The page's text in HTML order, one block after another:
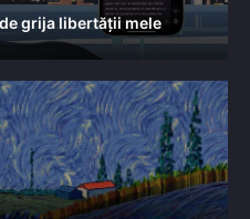
grija libertății mele